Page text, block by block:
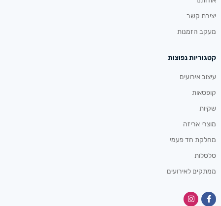
יצירת קשר
מעקב הזמנות
קטגוריות נפוצות
עיצוב אירועים
קופסאות
שקיות
מוצרי אריזה
מחלקת חד פעמי
סלסלות
ממתקים לאירועים